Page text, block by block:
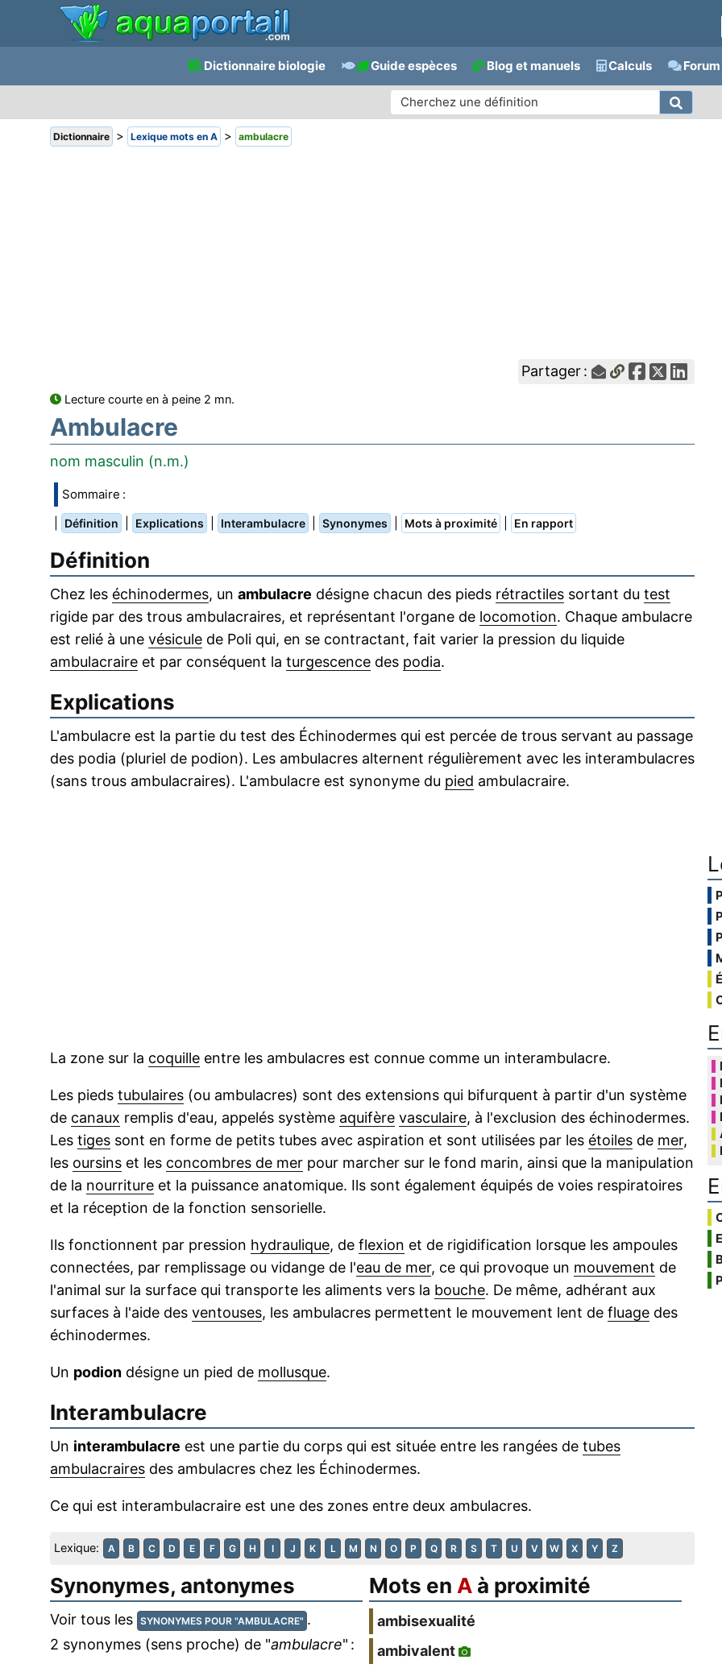
Dictionnaire biologie Guide espèces Blog et manuels Calculs
Dictionnaire > Lexique mots en A > ambulacre
Partager :
Lecture courte en à peine 2 mn.
Ambulacre
nom masculin (n.m.)
Sommaire :
Définition Explications Interambulacre Synonymes Mots à proximité En rapport
Définition
Chez les échinodermes, un ambulacre désigne chacun des pieds rétractiles sortant du test
rigide par des trous ambulacraires, et représentant l'organe de locomotion. Chaque ambulacre
est relié à une vésicule de Poli qui, en se contractant, fait varier la pression du liquide
ambulacraire et par conséquent la turgescence des podia.
Explications
L'ambulacre est la partie du test des Échinodermes qui est percée de trous servant au passage
des podia (pluriel de podion). Les ambulacres alternent régulièrement avec les interambulacres
(sans trous ambulacraires). L'ambulacre est synonyme du pied ambulacraire.
La zone sur la coquille entre les ambulacres est connue comme un interambulacre.
Les pieds tubulaires (ou ambulacres) sont des extensions qui bifurquent à partir d'un système
de canaux remplis d'eau, appelés système aquifère vasculaire, à l'exclusion des échinodermes.
Les tiges sont en forme de petits tubes avec aspiration et sont utilisées par les étoiles de mer,
les oursins et les concombres de mer pour marcher sur le fond marin, ainsi que la manipulation
de la nourriture et la puissance anatomique. Ils sont également équipés de voies respiratoires
et la réception de la fonction sensorielle.
Ils fonctionnent par pression hydraulique, de flexion et de rigidification lorsque les ampoules
connectées, par remplissage ou vidange de l'eau de mer, ce qui provoque un mouvement de
l'animal sur la surface qui transporte les aliments vers la bouche. De même, adhérant aux
surfaces à l'aide des ventouses, les ambulacres permettent le mouvement lent de fluage des
échinodermes.
Un podion désigne un pied de mollusque.
Interambulacre
Un interambulacre est une partie du corps qui est située entre les rangées de tubes
ambulacraires des ambulacres chez les Échinodermes.
Ce qui est interambulacraire est une des zones entre deux ambulacres.
Lexique: A B C D E F G H I J K L M N O P Q R S T U V W X Y Z
Synonymes, antonymes
Voir tous les SYNONYMES POUR "AMBULACRE" .
2 synonymes (sens proche) de "ambulacre" :
Mots enA à proximité
ambisexualité
ambivalent